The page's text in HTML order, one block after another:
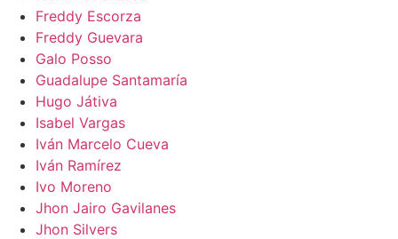
Freddy Escorza
Freddy Guevara
Galo Posso
Guadalupe Santamaría
Hugo Játiva
Isabel Vargas
Iván Marcelo Cueva
Iván Ramírez
Ivo Moreno
Jhon Jairo Gavilanes
Jhon Silvers